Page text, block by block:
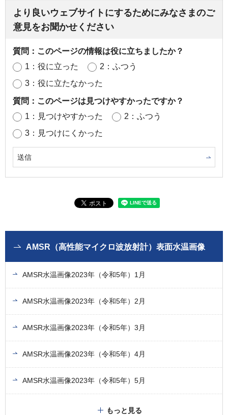
より良いウェブサイトにするためにみなさまのご
意見をお聞かせください
質問：このページの情報は役に立ちましたか？
1：役に立った
2：ふつう
3：役に立たなかった
質問：このページは見つけやすかったですか？
1：見つけやすかった
2：ふつう
3：見つけにくかった
AMSR（高性能マイクロ波放射計）表面水温画像
AMSR水温画像2023年（令和5年）1月
AMSR水温画像2023年（令和5年）2月
AMSR水温画像2023年（令和5年）3月
AMSR水温画像2023年（令和5年）4月
AMSR水温画像2023年（令和5年）5月
もっと見る